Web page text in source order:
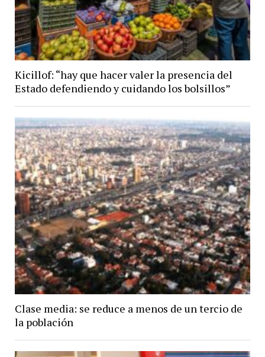
Kicillof: “hay que hacer valer la presencia del
Estado defendiendo y cuidando los bolsillos”
Clase media: se reduce a menos de un tercio de
la población